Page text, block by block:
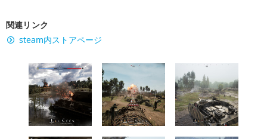
関連リンク
steam内ストアページ